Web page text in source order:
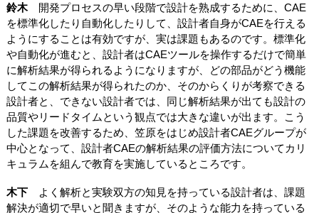
鈴木開発プロセスの早い段階で設計を熟成するために、CAE
を標準化したり自動化したりして、設計者自身がCAEを行える
ようにすることは有効ですが、実は課題もあるのです。標準化
や自動化が進むと、設計者はCAEツールを操作するだけで簡単
に解析結果が得られるようになりますが、どの部品がどう機能
してこの解析結果が得られたのか、そのからくりが考察できる
設計者と、できない設計者では、同じ解析結果が出ても設計の
品質やリードタイムという観点では大きな違いが出ます。こう
した課題を改善するため、笠原をはじめ設計者CAEグループが
中心となって、設計者CAEの解析結果の評価方法についてカリ
キュラムを組んで教育を実施しているところです。
木下よく解析と実験双方の知見を持っている設計者は、課題
解決が適切で早いと聞きますが、そのような能力を持っている